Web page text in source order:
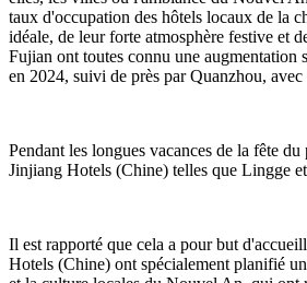
taux d'occupation des hôtels locaux de la
idéale, de leur forte atmosphère festive et
Fujian ont toutes connu une augmentation
en 2024, suivi de près par Quanzhou,
Pendant les longues vacances de la fête
Jinjiang Hotels (Chine) telles que Lingge
Il est rapporté que cela a pour but
Hotels (Chine) ont spécialement planifié